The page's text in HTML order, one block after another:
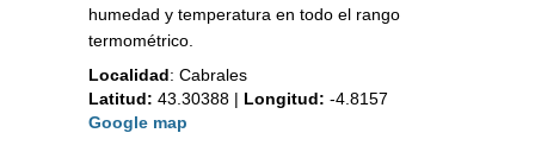
humedad y temperatura en todo el rango
termométrico.
Localidad: Cabrales
Latitud: 43.30388 | Longitud: -4.8157
Google map